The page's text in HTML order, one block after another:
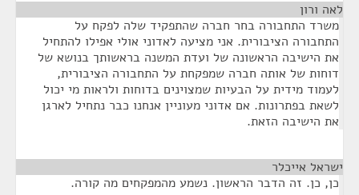
לאה ורון
משרד התחבורה בחר חברה שהתפקיד שלה לפקח על
התחבורה הציבורית. אני מציעה לאדוני אולי אפילו להתחיל
את הישיבה הראשונה של ועדת המשנה בראשותך בנושא של
דוחות של אותה חברה שמפקחת על התחבורה הציבורית,
לעמוד מידית על הבעיות שמצוינים בדוחות ולראות מי יכול
לשאת בפתרונות. אם אדוני מעוניין אנחנו כבר נתחיל לארגן
את הישיבה הזאת.
ישראל אייכלר
כן, כן. זה הדבר הראשון. נשמע מהמפקחים מה קורה.